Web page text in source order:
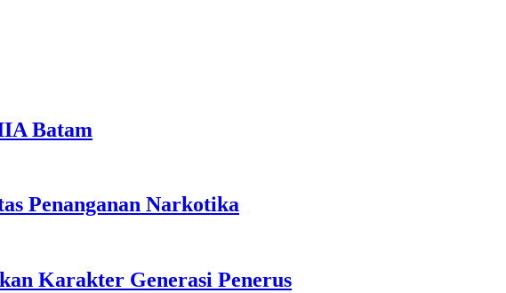
Batam
Penanganan Narkotika
Karakter Generasi Penerus